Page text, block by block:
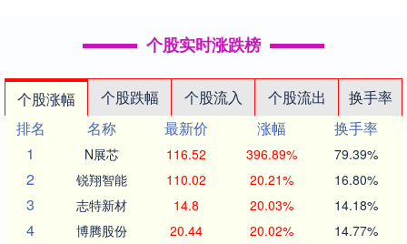
个股实时涨跌榜
个股涨幅 个股跌幅 个股流入 个股流出
换手率
排名
名称 最新价 涨幅
换手率
1
N展芯 116.52 396.89% 79.39%
2 锐翔智能 110.02 20.21% 16.80%
3 志特新材 14.8 20.03% 14.18%
4 博腾股份 20.44 20.02% 14.77%